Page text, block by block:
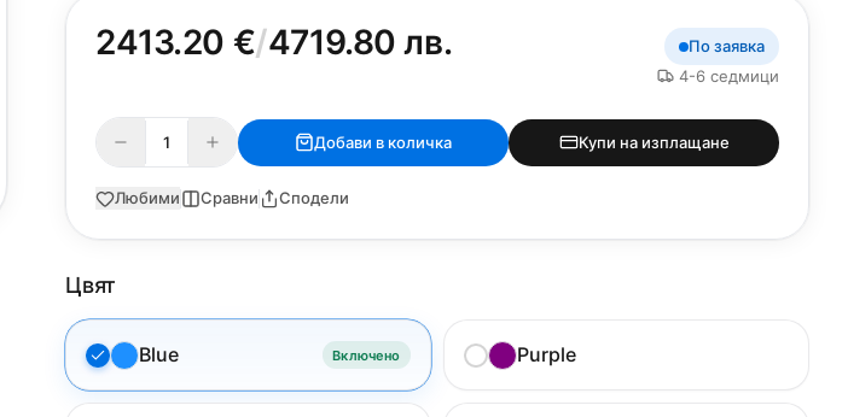
2413.20 €/4719.80 лв.
По заявка
4-6 седмици
Добави в количка Купи на изплащане
Любими Сравни Сподели
Цвят
Blue Включено Purple